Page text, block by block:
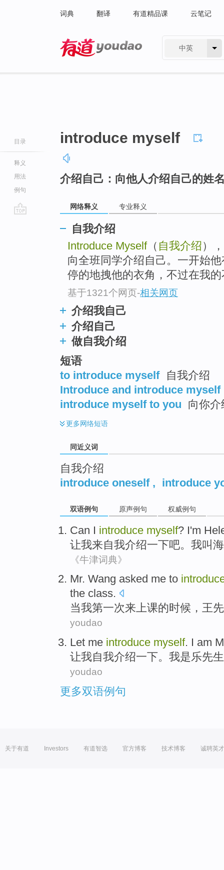
词典 翻译 有道精品课 云笔记
中英
目录
释义
用法
例句
introduce myself
介绍自己：向他人介绍自己的姓
网络释义 专业释义
自我介绍
Introduce Myself（ 自我介绍）
向全班同学介绍自己。一开始
停的地拽他的衣角，不过在我
基于1321个网页-相关网页
介绍我自己
介绍自己
做自我介绍
短语
to introduce myself
自我介绍
Introduce and introduce myself
introduce myself to you 向你
更多网络短语
同近义词
自我介绍
introduce oneself, introduce
双语例句 原声例句 权威例句
Can I introduce myself? I'm
让我来自我介绍一下吧。我叫
《牛津词典》
Mr. Wang asked me to
the class.
当我第一次来上课的时候，王
youdao
Let me introduce myself. I am
让我自我介绍一下。 我是乐先生
youdao
更多双语例句
关于有道 Investors 有道智选 官方博客 技术博客 诚聘英才